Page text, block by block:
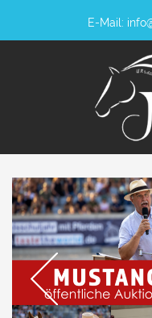
E-Mail:
NEWS
VERANSTALTUNGEN
VERKAUFSPFERDE
BERATUNG